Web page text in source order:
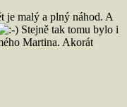
je malý a plný náhod. A
Stejně tak tomu bylo i
Martina. Akorát